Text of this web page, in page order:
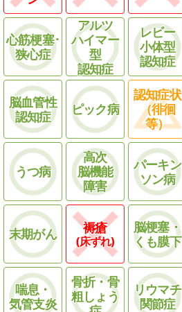
心筋梗塞･
狭心症
アルツ
ハイマー
型
認知症
レビー
小体型
認知症
脳血管性
認知症
ピック病
認知症状
（徘徊
等）
うつ病
高次
脳機能
障害
パーキン
ソン病
末期がん 褥瘡
(床ずれ)
脳梗塞・
くも膜下
喘息・
気管支炎
骨折・骨
粗しょう
リウマチ
関節症